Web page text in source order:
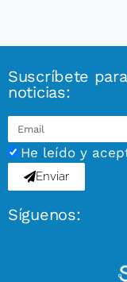
Suscríbete
noticias:
He leído y
Enviar
Síguenos: